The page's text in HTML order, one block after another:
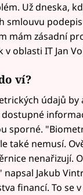
Už dneska,
smlouvu
mám zásadní
oblasti IT Jan
ví?
údajů by
sporné.
také nemusí.
nenařizují.
napsal Jakub
financí. To se